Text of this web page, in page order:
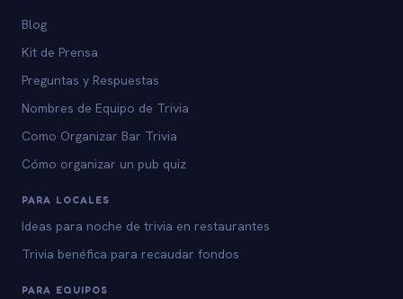
Blog
Kit de Prensa
Preguntas y Respuestas
Nombres de Equipo de Trivia
Como Organizar Bar Trivia
Cómo organizar un pub quiz
PARA LOCALES
Ideas para noche de trivia en restaurantes
Trivia benéfica para recaudar fondos
PARA EQUIPOS